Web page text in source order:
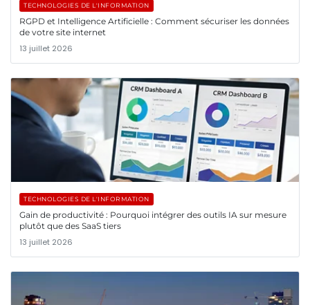
TECHNOLOGIES DE L'INFORMATION
RGPD et Intelligence Artificielle : Comment sécuriser les données
de votre site internet
13 juillet 2026
TECHNOLOGIES DE L'INFORMATION
Gain de productivité : Pourquoi intégrer des outils IA sur mesure
plutôt que des SaaS tiers
13 juillet 2026